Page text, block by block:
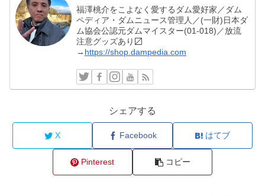
福澤桃介をこよなく愛するダム愛好家／ダム
ペディア・ダムニュース管理人／(一財)日本ダ
ム協会公認元ダムマイスター(01-018)／放流
注意グッズあり〼
→ https://shop.dampedia.com
シェアする
X Facebook はてブ
Pinterest コピー